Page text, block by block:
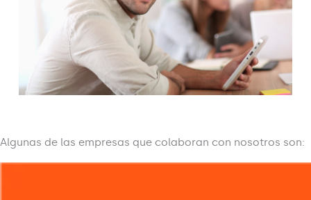
Algunas de las empresas que colaboran con nosotros son: